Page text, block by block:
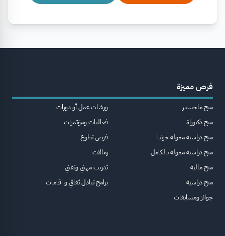
فرص مميزة
منح ماجستير
منح دكتوراة
منح دراسية ممولة جزئيا
منح دراسية ممولة بالكامل
منح مالية
منح دراسية
جوائز ومسابقات
ورشات عمل أو دورات
فعاليات ومؤتمرات
فرص تطوع
زمالات
تدريب مهني وتقني
برامج تبادل ثقافي و اقامات